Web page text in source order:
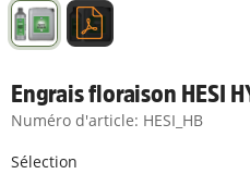
Engrais floraison HESI
Numéro d'article: HESI_HB
Sélection